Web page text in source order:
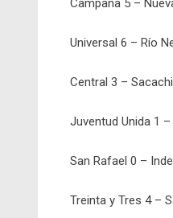
Campana 5 –
Universal 6 – Río
Central 3 –
Juventud Unida 1 –
San Rafael 0 –
Treinta y Tres 4 –